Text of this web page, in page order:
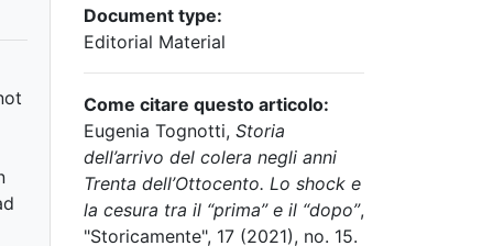
Document type:
Editorial Material
Come citare questo articolo:
Eugenia Tognotti, Storia
dell’arrivo del colera negli anni
Trenta dell’Ottocento. Lo shock e
la cesura tra il “prima” e il “dopo”,
"Storicamente", 17 (2021), no. 15.